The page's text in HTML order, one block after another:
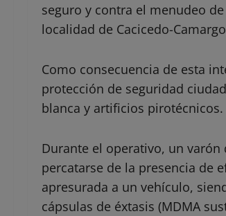
seguro y contra el menudeo
localidad de Cacicedo-
Como consecuencia de esta
protección de seguridad
blanca y artificios pirotécnicos.
Durante el operativo, un
percatarse de la presencia de
apresurada a un vehículo,
cápsulas de éxtasis (MDMA